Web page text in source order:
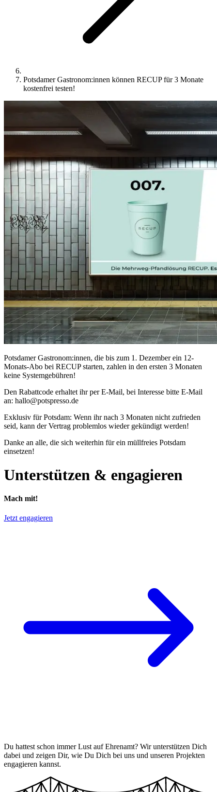
Potsdamer Gastronom:innen können RECUP für 3 Monate
kostenfrei testen!
Potsdamer Gastronom:innen, die bis zum 1. Dezember ein 12-
Monats-Abo bei RECUP starten, zahlen in den ersten 3 Monaten
keine Systemgebühren!
Den Rabattcode erhaltet ihr per E-Mail, bei Interesse bitte E-Mail
an: hallo@potspresso.de
Exklusiv für Potsdam: Wenn ihr nach 3 Monaten nicht zufrieden
seid, kann der Vertrag problemlos wieder gekündigt werden!
Danke an alle, die sich weiterhin für ein müllfreies Potsdam
einsetzen!
Unterstützen & engagieren
Mach mit!
Jetzt engagieren
Du hattest schon immer Lust auf Ehrenamt? Wir unterstützen Dich
dabei und zeigen Dir, wie Du Dich bei uns und unseren Projekten
engagieren kannst.